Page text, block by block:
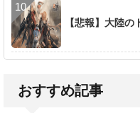
【悲報】大陸
おすすめ記事